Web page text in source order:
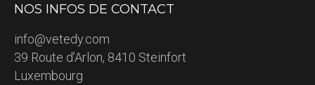
NOS INFOS DE CONTACT
info@vetedy.com
39 Route d’Arlon, 8410 Steinfort
Luxembourg